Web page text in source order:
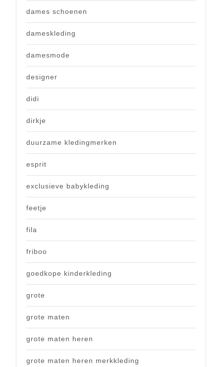
dames schoenen
dameskleding
damesmode
designer
didi
dirkje
duurzame kledingmerken
esprit
exclusieve babykleding
feetje
fila
friboo
goedkope kinderkleding
grote
grote maten
grote maten heren
grote maten heren merkkleding